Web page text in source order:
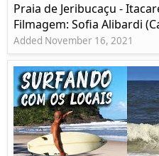
Praia de Jeribucaçu -
Filmagem: Sofia Alibardi
Added November 16, 2021